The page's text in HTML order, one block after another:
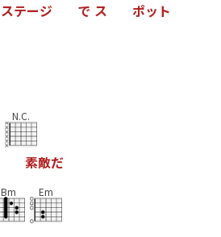
ステージ で ス ポッ ト
N.C.
素敵だ
Bm Em